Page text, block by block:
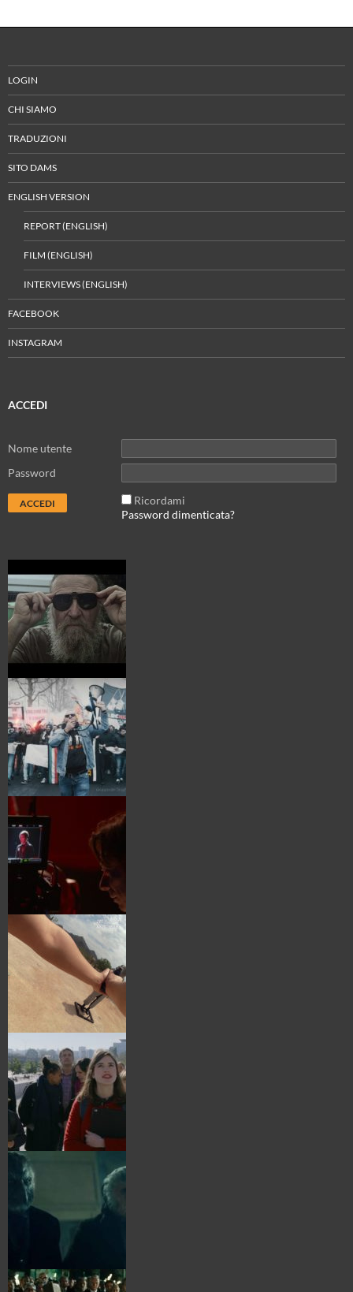
LOGIN
CHI SIAMO
TRADUZIONI
SITO DAMS
ENGLISH VERSION
REPORT (ENGLISH)
FILM (ENGLISH)
INTERVIEWS (ENGLISH)
FACEBOOK
INSTAGRAM
ACCEDI
Nome utente
Password
Ricordami
Password dimenticata?